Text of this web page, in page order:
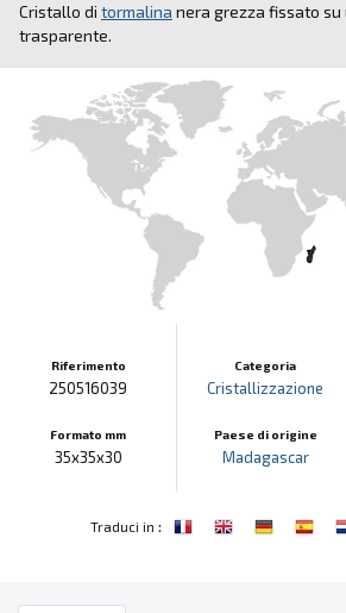
Cristallo di tormalina nera grezza fissato
trasparente.
Riferimento
250516039
Formato mm
35x35x30
Categoria
Cristallizzazione
Paese di origine
Madagascar
Traduci in :